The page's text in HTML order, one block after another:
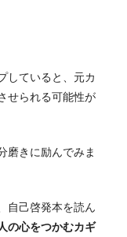
していると、元カ
せられる可能性が
磨きに励んでみま
自己啓発本を読ん
の心をつかむカギ